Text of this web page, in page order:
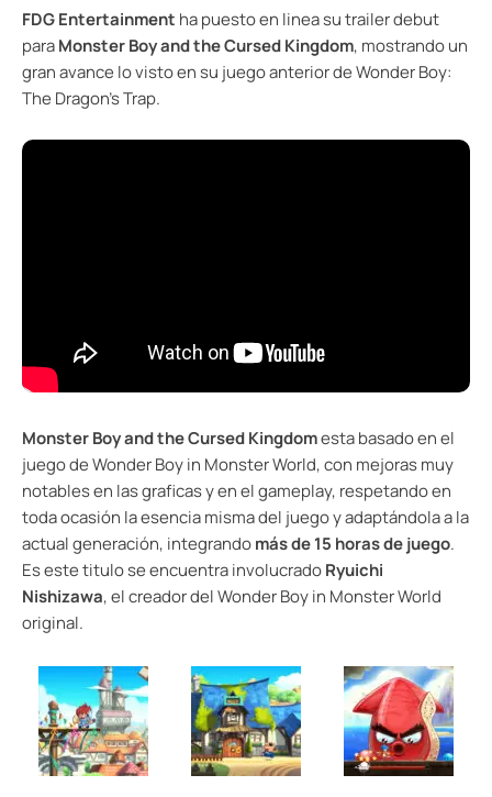
FDG Entertainment ha puesto en linea su trailer debut
paraMonster Boy and the Cursed Kingdom, mostrando un
gran avance lo visto en su juego anterior de Wonder Boy:
The Dragon’s Trap.
Monster Boy and the Cursed Kingdomesta basado en el
juego de Wonder Boy in Monster World, con mejoras muy
notables en las graficas y en el gameplay, respetando en
toda ocasión la esencia misma del juego y adaptándola a la
actual generación, integrandomás de 15 horas de juego.
Es este titulo se encuentra involucradoRyuichi
Nishizawa, el creador del Wonder Boy in Monster World
original.